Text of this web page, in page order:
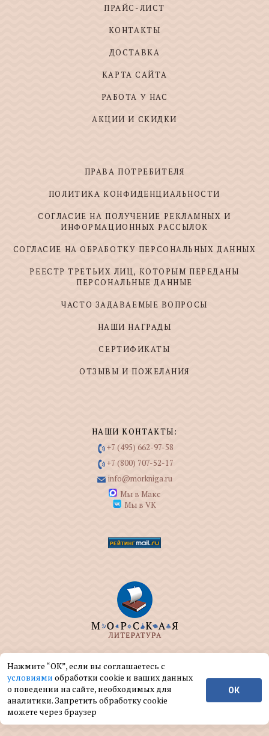
ПРАЙС-ЛИСТ
КОНТАКТЫ
ДОСТАВКА
КАРТА САЙТА
РАБОТА У НАС
АКЦИИ И СКИДКИ
ПРАВА ПОТРЕБИТЕЛЯ
ПОЛИТИКА КОНФИДЕНЦИАЛЬНОСТИ
СОГЛАСИЕ НА ПОЛУЧЕНИЕ РЕКЛАМНЫХ И
ИНФОРМАЦИОННЫХ РАССЫЛОК
СОГЛАСИЕ НА ОБРАБОТКУ ПЕРСОНАЛЬНЫХ ДАННЫХ
РЕЕСТР ТРЕТЬИХ ЛИЦ, КОТОРЫМ ПЕРЕДАНЫ
ПЕРСОНАЛЬНЫЕ ДАННЫЕ
ЧАСТО ЗАДАВАЕМЫЕ ВОПРОСЫ
НАШИ НАГРАДЫ
СЕРТИФИКАТЫ
ОТЗЫВЫ И ПОЖЕЛАНИЯ
НАШИ КОНТАКТЫ:
+7 (495) 662-97-58
+7 (800) 707-52-17
info@morkniga.ru
Мы в Макс
Мы в VK
ООО "МОРКНИГА" занимается изданием и
реализацией книг на морскую тематику.
© ООО "МОРКНИГА", 2004 — 2026 г.
Нажмите “ОК”, если вы соглашаетесь с
условиями обработки cookie и ваших данных
о поведении на сайте, необходимых для
аналитики. Запретить обработку cookie
можете через браузер
ОК